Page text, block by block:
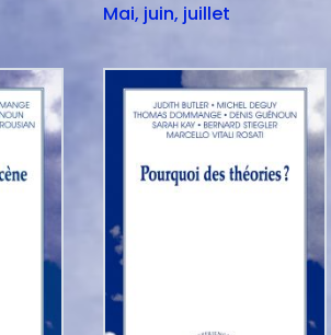
Mai, juin, juillet